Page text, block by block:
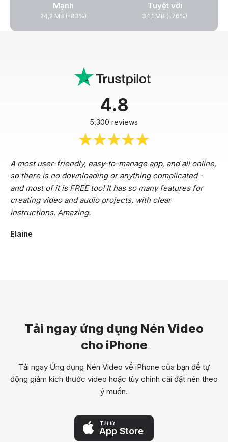
Mạnh
24,2 MB (-83%)
Tuyệt vời
34,1 MB (-76%)
4.8
5,300 reviews
A most user-friendly, easy-to-manage app, and all online,
so there is no downloading or anything complicated -
and most of it is FREE too! It has so many features for
creating video and audio projects, with clear
instructions. Amazing.
Elaine
Tải ngay ứng dụng Nén Video
cho iPhone
Tải ngay Ứng dụng Nén Video về iPhone của bạn để tự
động giảm kích thước video hoặc tùy chỉnh cài đặt nén theo
ý muốn.
Tải từ
App Store